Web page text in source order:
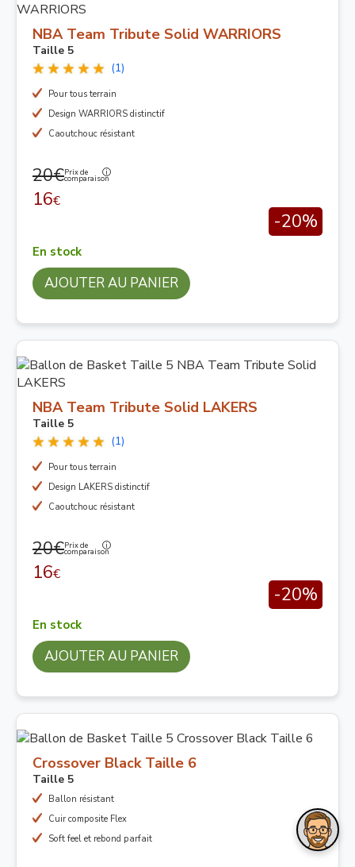
NBA Team Tribute Solid WARRIORS
Taille 5
(1)
Pour tous terrain
Design WARRIORS distinctif
Caoutchouc résistant
20€Prix de
comparaison
16€
-20%
En stock
AJOUTER AU PANIER
NBA Team Tribute Solid LAKERS
Taille 5
(1)
Pour tous terrain
Design LAKERS distinctif
Caoutchouc résistant
20€Prix de
comparaison
16€
-20%
En stock
AJOUTER AU PANIER
Crossover Black Taille 6
Taille 5
Ballon résistant
Cuir composite Flex
Soft feel et rebond parfait